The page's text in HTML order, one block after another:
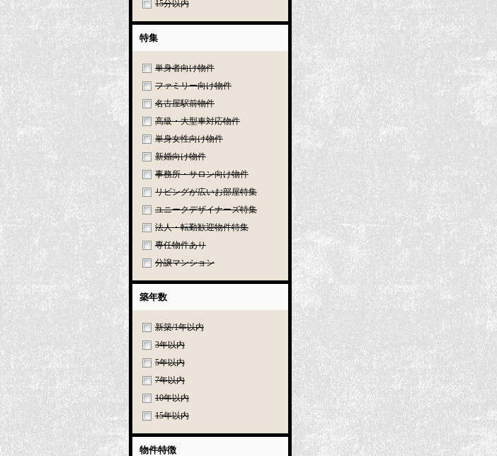
15分以内
特集
単身者向け物件
ファミリー向け物件
名古屋駅前物件
高級・大型車対応物件
単身女性向け物件
新婚向け物件
事務所・サロン向け物件
リビングが広いお部屋特集
ユニークデザイナーズ特集
法人・転勤歓迎物件特集
専任物件あり
分譲マンション
築年数
新築/1年以内
3年以内
5年以内
7年以内
10年以内
15年以内
物件特徴